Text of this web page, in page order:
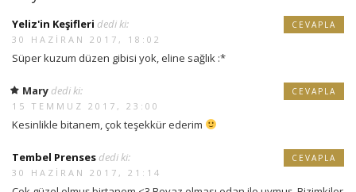
Yeliz'in Keşifleri dedi ki:
30 HAZIRAN 2017, 18:02
Süper kuzum düzen gibisi yok, eline sağlık :*
CEVAPLA
Mary dedi ki:
15 TEMMUZ 2017, 23:00
Kesinlikle bitanem, çok teşekkür ederim
CEVAPLA
Tembel Prenses dedi ki:
30 HAZIRAN 2017, 21:14
CEVAPLA